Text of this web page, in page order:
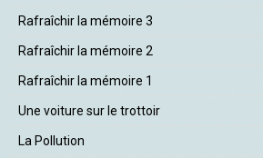
Rafraîchir la mémoire 3
Rafraîchir la mémoire 2
Rafraîchir la mémoire 1
Une voiture sur le trottoir
La Pollution